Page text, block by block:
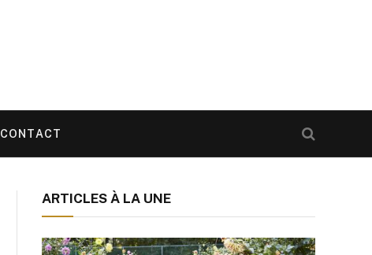
CONTACT
ARTICLES À LA UNE